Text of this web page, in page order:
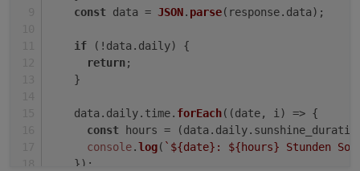
const data = JSON. parse(response. data);
if (!data. daily) {
return;
    }
    data.
daily. time. forEach( (date, i ) => {
const hours = (data. daily.
console.log( ` ${date} : ${hours} Stunden
    });